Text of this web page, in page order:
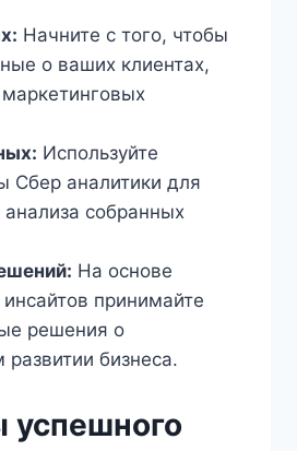
Начните с того, чтобы
о ваших клиентах,
Используйте
Сбер аналитики для
анализа собранных
На основе
принимайте
решения о
бизнеса.